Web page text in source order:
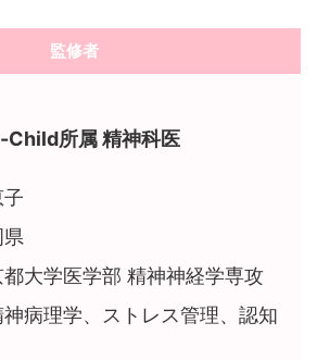
監修者
Child所属 精神科医
大学医学部 精神神経学専攻
病理学、ストレス管理、認知